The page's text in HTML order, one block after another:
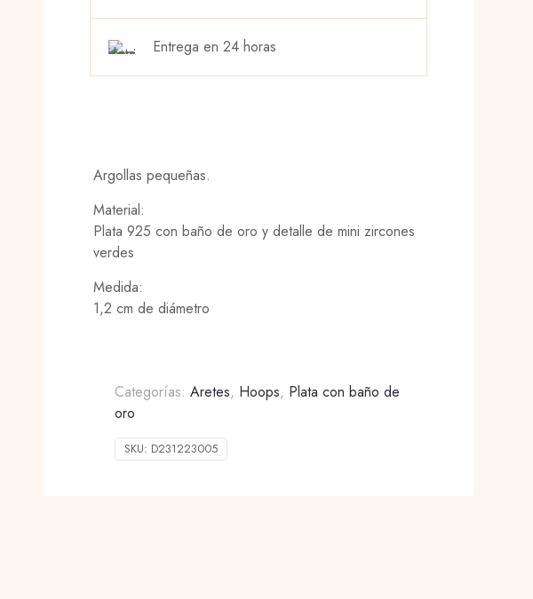
Entrega en 24 horas
Argollas pequeñas.
Material:
Plata 925 con baño de oro y detalle de mini zircones
verdes
Medida:
1,2 cm de diámetro
Categorías: Aretes, Hoops, Plata con baño de
oro
SKU: D231223005